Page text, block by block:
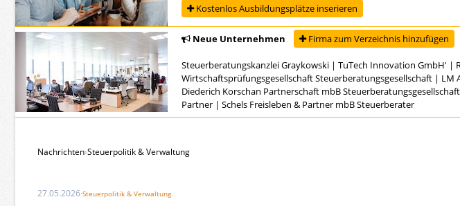
Kostenlos Ausbildungsplätze inserieren
Neue Unternehmen Firma zum Verzeichnis hinzufügen
Steuerberatungskanzlei Graykowski | TuTech Innovation GmbH' |
Wirtschaftsprüfungsgesellschaft Steuerberatungsgesellschaft | LM
Diederich Korschan Partnerschaft mbB Steuerberatungsgesellschaft
Partner | Schels Freisleben & Partner mbB Steuerberater
Nachrichten›Steuerpolitik & Verwaltung
27.05.2026·Steuerpolitik & Verwaltung